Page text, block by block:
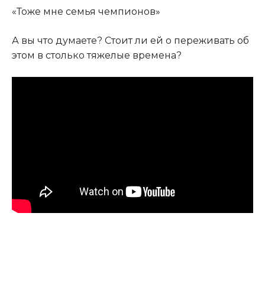
«Тоже мне семья чемпионов»
А вы что думаете? Стоит ли ей о переживать об
этом в столько тяжелые времена?